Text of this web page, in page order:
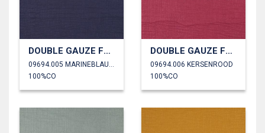
DOUBLE GAUZE FOLIE
09694.005 MARINEBLAUW
100%CO
DOUBLE GAUZE FOLIE
09694.006 KERSENROOD
100%CO